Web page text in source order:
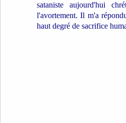
sataniste aujourd'hui
l'avortement. Il m'a
haut degré de sacrifice